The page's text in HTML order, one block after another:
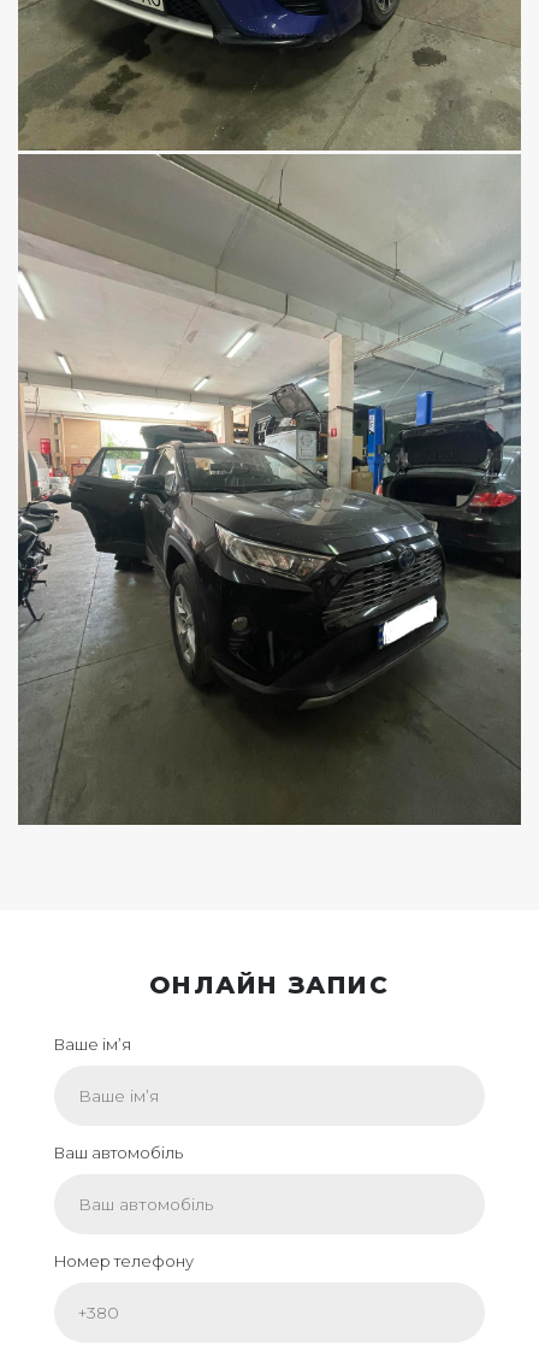
ОНЛАЙН ЗАПИС
Ваше ім’я
Ваш автомобіль
Номер телефону